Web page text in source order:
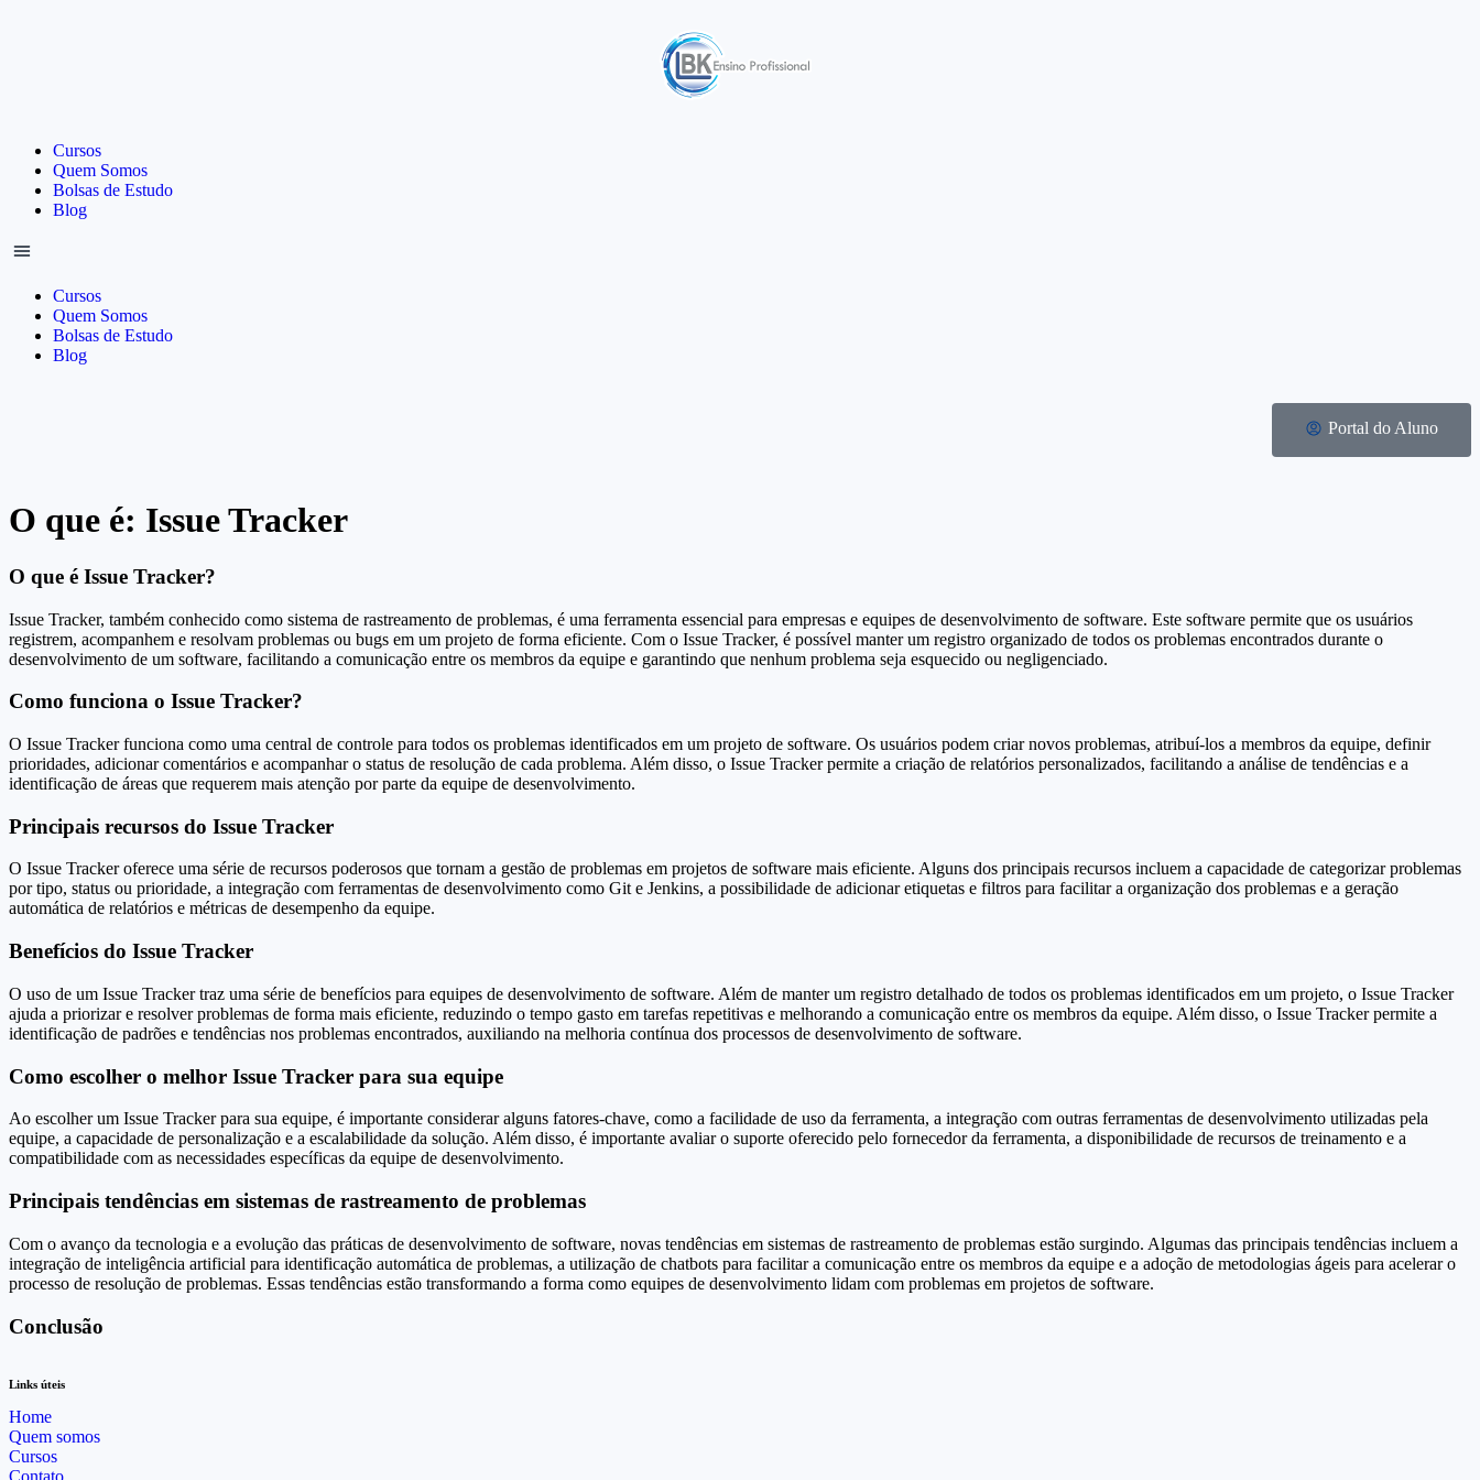
Cursos
Quem Somos
Bolsas de Estudo
Blog
Cursos
Quem Somos
Bolsas de Estudo
Blog
Portal do Aluno
O que é: Issue Tracker
O que é Issue Tracker?
Issue Tracker, também conhecido como sistema de rastreamento de problemas, é uma ferramenta essencial para empresas e equipes de desenvolvimento de software. Este software permite que os usuários
registrem, acompanhem e resolvam problemas ou bugs em um projeto de forma eficiente. Com o Issue Tracker, é possível manter um registro organizado de todos os problemas encontrados durante o
desenvolvimento de um software, facilitando a comunicação entre os membros da equipe e garantindo que nenhum problema seja esquecido ou negligenciado.
Como funciona o Issue Tracker?
O Issue Tracker funciona como uma central de controle para todos os problemas identificados em um projeto de software. Os usuários podem criar novos problemas, atribuí-los a membros da equipe, definir
prioridades, adicionar comentários e acompanhar o status de resolução de cada problema. Além disso, o Issue Tracker permite a criação de relatórios personalizados, facilitando a análise de tendências e a
identificação de áreas que requerem mais atenção por parte da equipe de desenvolvimento.
Principais recursos do Issue Tracker
O Issue Tracker oferece uma série de recursos poderosos que tornam a gestão de problemas em projetos de software mais eficiente. Alguns dos principais recursos incluem a capacidade de categorizar problemas
por tipo, status ou prioridade, a integração com ferramentas de desenvolvimento como Git e Jenkins, a possibilidade de adicionar etiquetas e filtros para facilitar a organização dos problemas e a geração
automática de relatórios e métricas de desempenho da equipe.
Benefícios do Issue Tracker
O uso de um Issue Tracker traz uma série de benefícios para equipes de desenvolvimento de software. Além de manter um registro detalhado de todos os problemas identificados em um projeto, o Issue Tracker
ajuda a priorizar e resolver problemas de forma mais eficiente, reduzindo o tempo gasto em tarefas repetitivas e melhorando a comunicação entre os membros da equipe. Além disso, o Issue Tracker permite a
identificação de padrões e tendências nos problemas encontrados, auxiliando na melhoria contínua dos processos de desenvolvimento de software.
Como escolher o melhor Issue Tracker para sua equipe
Ao escolher um Issue Tracker para sua equipe, é importante considerar alguns fatores-chave, como a facilidade de uso da ferramenta, a integração com outras ferramentas de desenvolvimento utilizadas pela
equipe, a capacidade de personalização e a escalabilidade da solução. Além disso, é importante avaliar o suporte oferecido pelo fornecedor da ferramenta, a disponibilidade de recursos de treinamento e a
compatibilidade com as necessidades específicas da equipe de desenvolvimento.
Principais tendências em sistemas de rastreamento de problemas
Com o avanço da tecnologia e a evolução das práticas de desenvolvimento de software, novas tendências em sistemas de rastreamento de problemas estão surgindo. Algumas das principais tendências incluem a
integração de inteligência artificial para identificação automática de problemas, a utilização de chatbots para facilitar a comunicação entre os membros da equipe e a adoção de metodologias ágeis para acelerar o
processo de resolução de problemas. Essas tendências estão transformando a forma como equipes de desenvolvimento lidam com problemas em projetos de software.
Conclusão
Links úteis
Home
Quem somos
Cursos